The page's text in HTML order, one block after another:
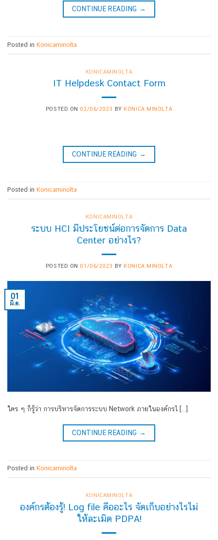
CONTINUE READING →
Posted in Konicaminolta
KONICAMINOLTA
IT Helpdesk Contact Form
POSTED ON02/06/2023 BYKONICA MINOLTA
CONTINUE READING →
Posted in Konicaminolta
KONICAMINOLTA
ระบบ HCI มีประโยชน์ต่อการจัดการ Data
Center อย่างไร?
POSTED ON01/06/2023 BYKONICA MINOLTA
01
มิ.ย.
ใคร ๆ ก็รู้ว่า การบริหารจัดการระบบ Network ภายในองค์กรไ […]
CONTINUE READING →
Posted in Konicaminolta
KONICAMINOLTA
องค์กรต้องรู้! Log file คืออะไร จัดเก็บอย่างไรไม่
ให้ละเมิด PDPA!